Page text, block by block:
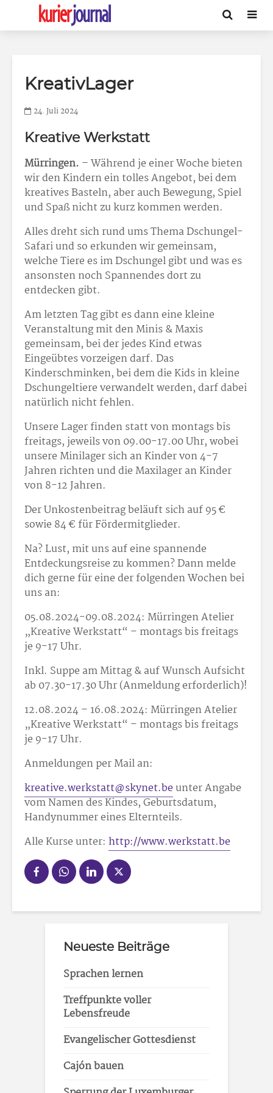
KreativLager
24. Juli 2024
Kreative Werkstatt
Mürringen. – Während je einer Woche bieten
wir den Kindern ein tolles Angebot, bei dem
kreatives Basteln, aber auch Bewegung, Spiel
und Spaß nicht zu kurz kommen werden.
Alles dreht sich rund ums Thema Dschungel-
Safari und so erkunden wir gemeinsam,
welche Tiere es im Dschungel gibt und was es
ansonsten noch Spannendes dort zu
entdecken gibt.
Am letzten Tag gibt es dann eine kleine
Veranstaltung mit den Minis & Maxis
gemeinsam, bei der jedes Kind etwas
Eingeübtes vorzeigen darf. Das
Kinderschminken, bei dem die Kids in kleine
Dschungeltiere verwandelt werden, darf dabei
natürlich nicht fehlen.
Unsere Lager finden statt von montags bis
freitags, jeweils von 09.00-17.00 Uhr, wobei
unsere Minilager sich an Kinder von 4-7
Jahren richten und die Maxilager an Kinder
von 8-12 Jahren.
Der Unkostenbeitrag beläuft sich auf 95 €
sowie 84 € für Fördermitglieder.
Na? Lust, mit uns auf eine spannende
Entdeckungsreise zu kommen? Dann melde
dich gerne für eine der folgenden Wochen bei
uns an:
05.08.2024-09.08.2024: Mürringen Atelier
„Kreative Werkstatt“ – montags bis freitags
je 9-17 Uhr.
Inkl. Suppe am Mittag & auf Wunsch Aufsicht
ab 07.30-17.30 Uhr (Anmeldung erforderlich)!
12.08.2024 – 16.08.2024: Mürringen Atelier
„Kreative Werkstatt“ – montags bis freitags
je 9-17 Uhr.
Anmeldungen per Mail an:
kreative.werkstatt@skynet.beunter Angabe
vom Namen des Kindes, Geburtsdatum,
Handynummer eines Elternteils.
Alle Kurse unter: http://www.werkstatt.be
Neueste Beiträge
Sprachen lernen
Treffpunkte voller
Lebensfreude
Evangelischer Gottesdienst
Cajón bauen